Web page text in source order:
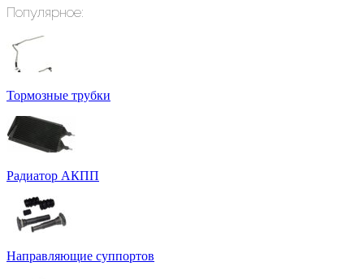
Популярное:
Тормозные трубки
Радиатор АКПП
Направляющие суппортов